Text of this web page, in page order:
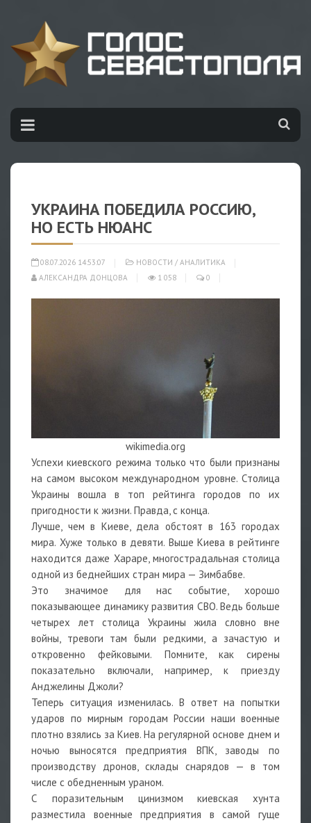
УКРАИНА ПОБЕДИЛА РОССИЮ,
НО ЕСТЬ НЮАНС
08.07.2026 14:53:07 НОВОСТИ / АНАЛИТИКА
АЛЕКСАНДРА ДОНЦОВА
1 058 0
wikimedia.org
Успехи киевского режима только что были признаны
на самом высоком международном уровне. Столица
Украины вошла в топ рейтинга городов по их
пригодности к жизни. Правда, с конца.
Лучше, чем в Киеве, дела обстоят в 163 городах
мира. Хуже только в девяти. Выше Киева в рейтинге
находится даже Хараре, многострадальная столица
одной из беднейших стран мира — Зимбабве.
Это значимое для нас событие, хорошо
показывающее динамику развития СВО. Ведь больше
четырех лет столица Украины жила словно вне
войны, тревоги там были редкими, а зачастую и
откровенно фейковыми. Помните, как сирены
показательно включали, например, к приезду
Анджелины Джоли?
Теперь ситуация изменилась. В ответ на попытки
ударов по мирным городам России наши военные
плотно взялись за Киев. На регулярной основе днем и
ночью выносятся предприятия ВПК, заводы по
производству дронов, склады снарядов — в том
числе с обедненным ураном.
С поразительным цинизмом киевская хунта
разместила военные предприятия в самой гуще